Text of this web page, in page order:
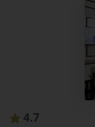
4.7